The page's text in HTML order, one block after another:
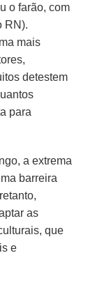
o farão, com
RN).
mais
detestem
para
a extrema
barreira
as
que
e